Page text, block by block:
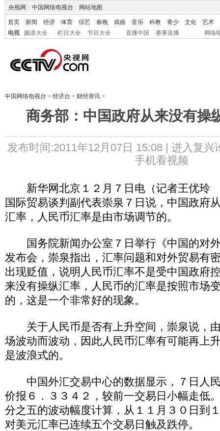
央视网 中国网络电视台 网站地图
首页 新闻 经济 体育 综艺 春晚 戏曲 音乐 科教 青少 文化
艺术
电视
频道大全 栏目大全 节目大全 直播中国 赛事直播 网络
中国网络电视台 > 经济台 > 财经资讯 >
商务部：中国政府从来没有操
发布时间:2011年12月07日 15:08 | 进入复兴
手机看视频
新华网北京１２月７日电（记者王优玲
国际贸易谈判副代表崇泉７日说，中国政府
汇率，人民币汇率是由市场调节的。
国务院新闻办公室７日举行《中国的对
发布会，崇泉指出，汇率问题和对外贸易有
出现贬值，说明人民币汇率不是受中国政府
来没有操纵汇率，人民币的汇率是按照市场
的，这是一个非常好的现象。
关于人民币是否有上升空间，崇泉说，
场波动而波动，因此人民币汇率有可能再上
是波浪式的。
中国外汇交易中心的数据显示，７日人
价报６．３３４２，较前一交易日小幅走低
分之五的波动幅度计算，从１１月３０日到
对美元汇率已连续五个交易日触及跌停。